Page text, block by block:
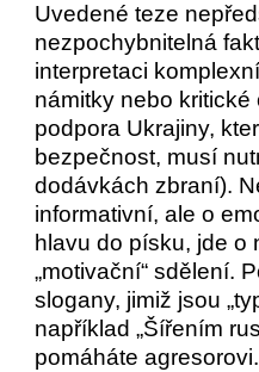
Uvedené teze
nezpochybnitelná
interpretaci
námitky nebo
podpora Ukrajiny,
bezpečnost, musí
dodávkách zbraní).
informativní, ale o
hlavu do písku, jde o
„motivační“ sdělení.
slogany, jimiž jsou
například „Šířením
pomáháte